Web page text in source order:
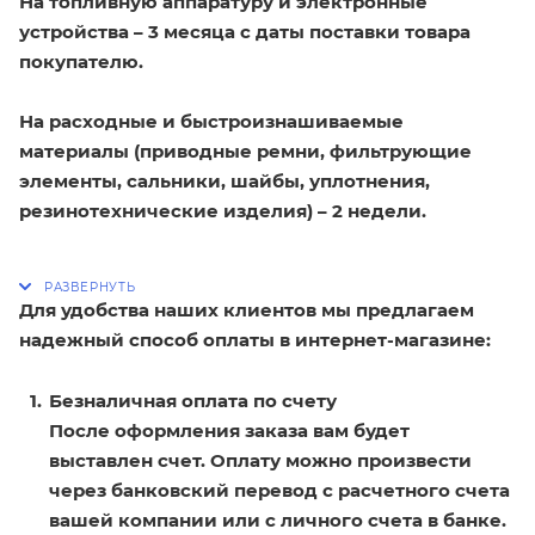
устройства – 3 месяца с даты поставки товара
покупателю.
На расходные и быстроизнашиваемые
материалы (приводные ремни, фильтрующие
элементы, сальники, шайбы, уплотнения,
резинотехнические изделия) – 2 недели.
Для удобства наших клиентов мы предлагаем
надежный способ оплаты в интернет-магазине:
Безналичная оплата по счету
После оформления заказа вам будет
выставлен счет. Оплату можно произвести
через банковский перевод с расчетного счета
вашей компании или с личного счета в банке.